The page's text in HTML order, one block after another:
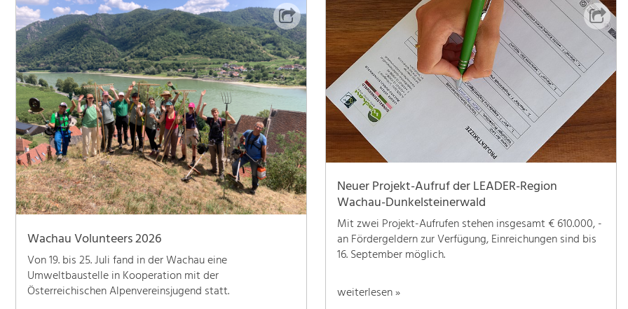
Wachau Volunteers 2026
Von 19. bis 25. Juli fand in der Wachau eine
Umweltbaustelle in Kooperation mit der
Österreichischen Alpenvereinsjugend statt.
Neuer Projekt-Aufruf der LEADER-Region
Wachau-Dunkelsteinerwald
Mit zwei Projekt-Aufrufen stehen insgesamt € 610.000, -
an Fördergeldern zur Verfügung, Einreichungen sind bis
16. September möglich.
weiterlesen »